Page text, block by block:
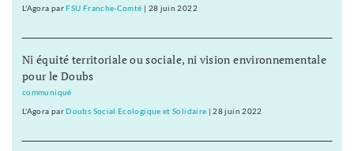
L'Agora parFSU Franche-Comté | 28 juin 2022
Ni équité territoriale ou sociale, ni vision environnementale
pour le Doubs
communiqué
L'Agora parDoubs Social Ecologique et Solidaire |28 juin 2022